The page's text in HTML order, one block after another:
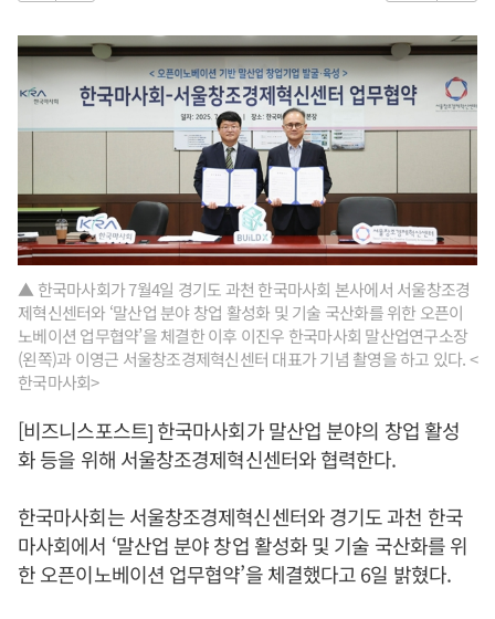
▲ 한국마사회가 7월4일 경기도 과천 한국마사회 본사에서 서울창조경
제혁신센터와 ‘말산업 분야 창업 활성화 및 기술 국산화를 위한 오픈이
노베이션 업무협약’을 체결한 이후 이진우 한국마사회 말산업연구소장
(왼쪽)과 이영근 서울창조경제혁신센터 대표가 기념 촬영을 하고 있다. <
한국마사회>
[비즈니스포스트] 한국마사회가 말산업 분야의 창업 활성
화 등을 위해 서울창조경제혁신센터와 협력한다.
한국마사회는 서울창조경제혁신센터와 경기도 과천 한국
마사회에서 ‘말산업 분야 창업 활성화 및 기술 국산화를 위
한 오픈이노베이션 업무협약’을 체결했다고 6일 밝혔다.